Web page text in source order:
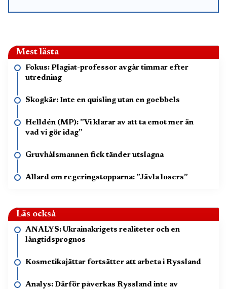
Mest lästa
Fokus: Plagiat-professor avgår timmar efter
utredning
Skogkär: Inte en quisling utan en goebbels
Helldén (MP): ”Vi klarar av att ta emot mer än
vad vi gör idag”
Gruvhålsmannen fick tänder utslagna
Allard om regeringstopparna: ”Jävla losers”
Läs också
ANALYS: Ukrainakrigets realiteter och en
långtidsprognos
Kosmetikajättar fortsätter att arbeta i Ryssland
Analys: Därför påverkas Ryssland inte av